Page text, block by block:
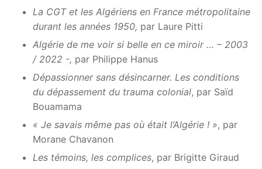
La CGT et les Algériens en France métropolitaine
durant les années 1950, par Laure Pitti
Algérie de me voir si belle en ce miroir … – 2003
/ 2022 -, par Philippe Hanus
Dépassionner sans désincarner. Les conditions
du dépassement du trauma colonial, par Saïd
Bouamama
« Je savais même pas où était l’Algérie ! », par
Morane Chavanon
Les témoins, les complices, par Brigitte Giraud